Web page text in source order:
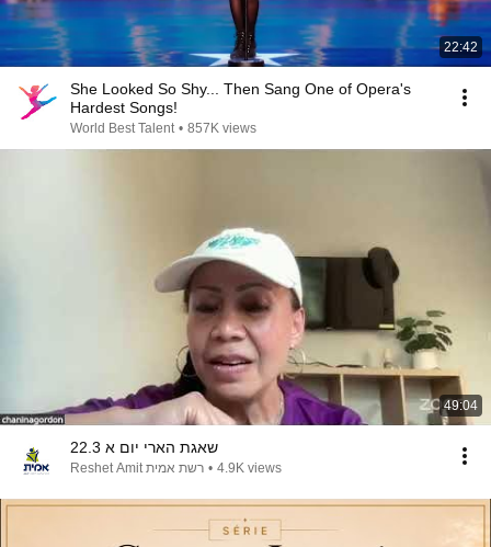
22:42
She Looked So Shy... Then Sang One of Opera's
Hardest Songs!
World Best Talent • 857K views
49:04
שאגת הארי יום א 22.3
רשת אמית Reshet Amit • 4.9K views